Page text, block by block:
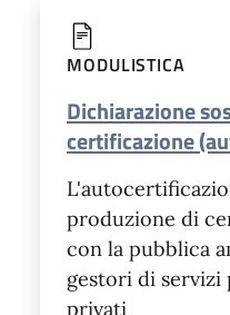
MODULISTICA
Dichiarazione
certificazione
produzione di
con la pubblica
gestori di
privati